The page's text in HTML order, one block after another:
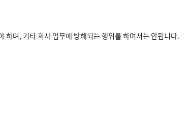
하며, 기타 회사 업무에 방해되는 행위를 하여서는 안됩니다.